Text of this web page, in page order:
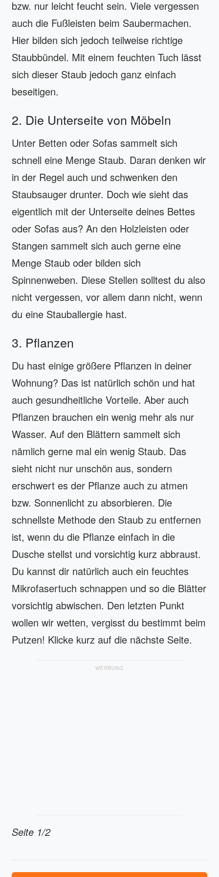
bzw. nur leicht feucht sein. Viele vergessen
auch die Fußleisten beim Saubermachen.
Hier bilden sich jedoch teilweise richtige
Staubbündel. Mit einem feuchten Tuch lässt
sich dieser Staub jedoch ganz einfach
beseitigen.
2. Die Unterseite von Möbeln
Unter Betten oder Sofas sammelt sich
schnell eine Menge Staub. Daran denken wir
in der Regel auch und schwenken den
Staubsauger drunter. Doch wie sieht das
eigentlich mit der Unterseite deines Bettes
oder Sofas aus? An den Holzleisten oder
Stangen sammelt sich auch gerne eine
Menge Staub oder bilden sich
Spinnenweben. Diese Stellen solltest du also
nicht vergessen, vor allem dann nicht, wenn
du eine Stauballergie hast.
3. Pflanzen
Du hast einige größere Pflanzen in deiner
Wohnung? Das ist natürlich schön und hat
auch gesundheitliche Vorteile. Aber auch
Pflanzen brauchen ein wenig mehr als nur
Wasser. Auf den Blättern sammelt sich
nämlich gerne mal ein wenig Staub. Das
sieht nicht nur unschön aus, sondern
erschwert es der Pflanze auch zu atmen
bzw. Sonnenlicht zu absorbieren. Die
schnellste Methode den Staub zu entfernen
ist, wenn du die Pflanze einfach in die
Dusche stellst und vorsichtig kurz abbraust.
Du kannst dir natürlich auch ein feuchtes
Mikrofasertuch schnappen und so die Blätter
vorsichtig abwischen. Den letzten Punkt
wollen wir wetten, vergisst du bestimmt beim
Putzen! Klicke kurz auf die nächste Seite.
WERBUNG
Seite 1/2